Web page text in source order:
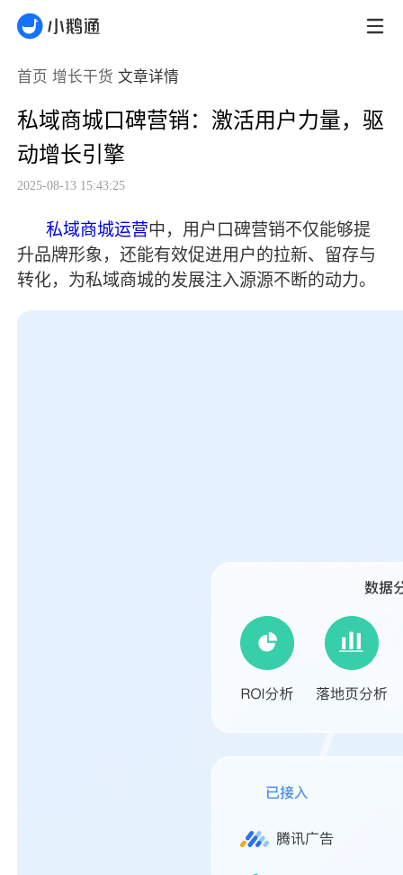
首页 增长干货 文章详情
私域商城口碑营销：激活用户力量，驱
动增长引擎
2025-08-13 15:43:25
私域商城运营中，用户口碑营销不仅能够提
升品牌形象，还能有效促进用户的拉新、留存与
转化，为私域商城的发展注入源源不断的动力。